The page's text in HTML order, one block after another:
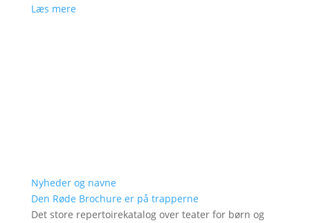
Læs mere
Nyheder og navne
Den Røde Brochure er på trapperne
Det store repertoirekatalog over teater for børn og